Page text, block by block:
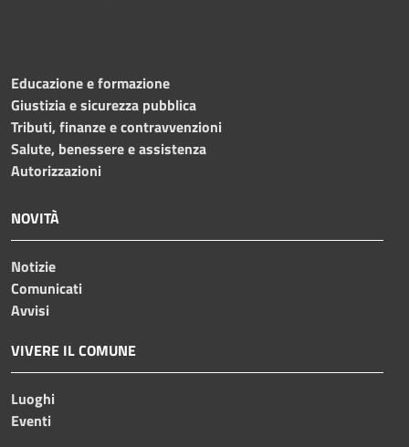
Educazione e formazione
Giustizia e sicurezza pubblica
Tributi, finanze e contravvenzioni
Salute, benessere e assistenza
Autorizzazioni
NOVITÀ
Notizie
Comunicati
Avvisi
VIVERE IL COMUNE
Luoghi
Eventi